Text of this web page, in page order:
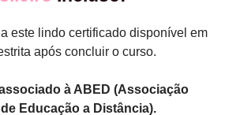
este lindo certificado disponível em
após concluir o curso.
à ABED (Associação
Educação a Distância).